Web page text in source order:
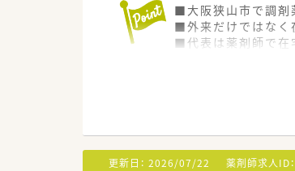
■大阪狭山市で調剤
■外来だけではなく
■代表は薬剤師で在
更新日： 2026/07/22 薬剤師求人ID：